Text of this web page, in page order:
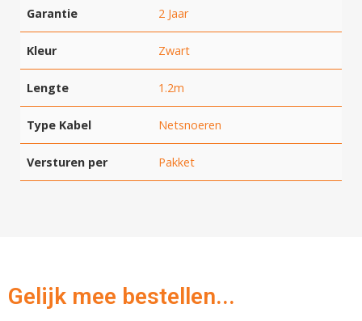
Garantie 2 Jaar
Kleur Zwart
Lengte 1.2m
Type Kabel Netsnoeren
Versturen per Pakket
Gelijk mee bestellen...
Hartelijk dank!
Dit product is succesvol toegevoegd
aan uw winkelwagen!
Afrekenen